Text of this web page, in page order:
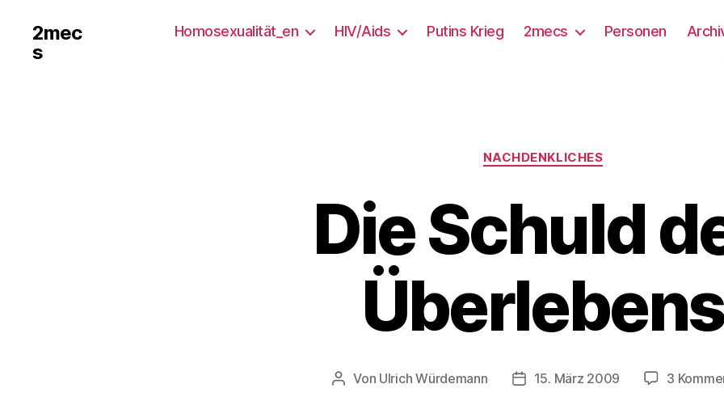
2mec
s
Homosexualität_en HIV/Aids Putins Krieg 2mecs Personen
Kategorien
NACHDENKLICHES
Die Schuld
Überlebens
Beitragsautor
Von Ulrich Würdemann Beitragsdatum
15. März 2009 3